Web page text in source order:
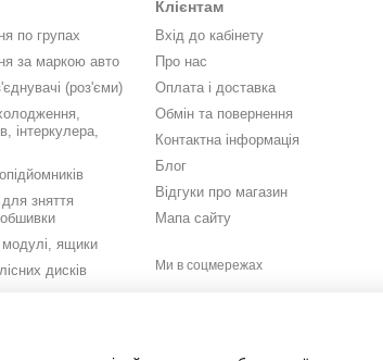
по групах
за маркою авто
(роз'єми)
інтеркулера,
для зняття
модулі, ящики
дисків
значки,
Клієнтам
Вхід до кабінету
Про нас
Оплата і доставка
Обмін та повернення
Контактна інформація
Блог
Відгуки про магазин
Мапа сайту
Ми в соцмережах